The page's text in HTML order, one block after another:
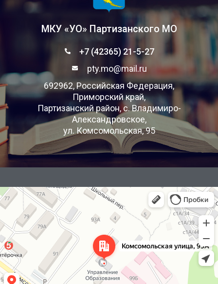
МКУ «УО» Партизанского МО
+7 (42365) 21-5-27
pty.mo@mail.ru
692962, Российская Федерация,
Приморский край,
Партизанский район, с. Владимиро-
Александровское,
ул. Комсомольская, 95
Яндекс Карты
Комсомольская улица, 95А — Яндекс Карты